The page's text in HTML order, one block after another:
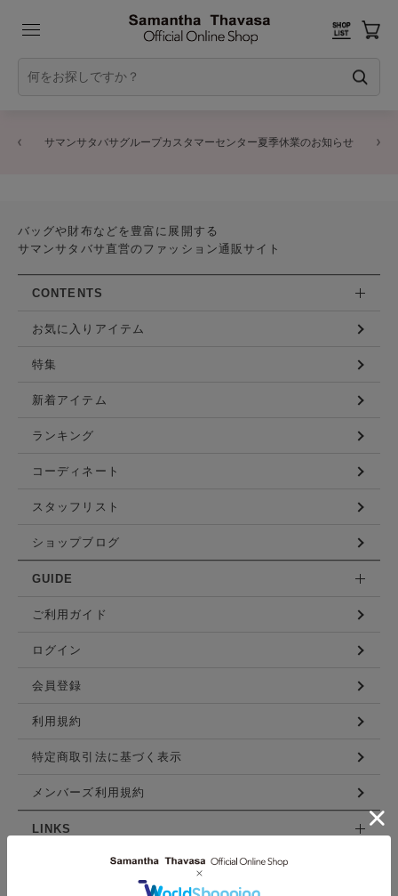
サマンサタバサグループカスタマーセンター夏季休業のお知らせ
バッグや財布などを豊富に展開する
サマンサタバサ直営のファッション通販サイト
CONTENTS
お気に入りアイテム
特集
新着アイテム
ランキング
コーディネート
スタッフリスト
ショップブログ
GUIDE
ご利用ガイド
ログイン
会員登録
利用規約
特定商取引法に基づく表示
メンバーズ利用規約
LINKS
Samantha Thavasa Group Info.